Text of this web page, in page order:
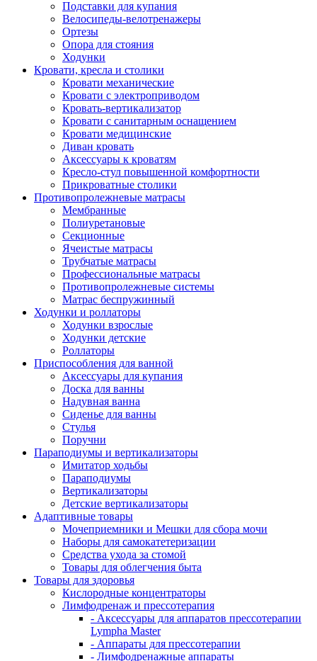
Подставки для купания
Велосипеды-велотренажеры
Ортезы
Опора для стояния
Ходунки
Кровати, кресла и столики
Кровати механические
Кровати с электроприводом
Кровать-вертикализатор
Кровати с санитарным оснащением
Кровати медицинские
Диван кровать
Аксессуары к кроватям
Кресло-стул повышенной комфортности
Прикроватные столики
Противопролежневые матрасы
Мембранные
Полиуретановые
Секционные
Ячеистые матрасы
Трубчатые матрасы
Профессиональные матрасы
Противопролежневые системы
Матрас беспружинный
Ходунки и роллаторы
Ходунки взрослые
Ходунки детские
Роллаторы
Приспособления для ванной
Аксессуары для купания
Доска для ванны
Надувная ванна
Сиденье для ванны
Стулья
Поручни
Параподиумы и вертикализаторы
Имитатор ходьбы
Параподиумы
Вертикализаторы
Детские вертикализаторы
Адаптивные товары
Мочеприемники и Мешки для сбора мочи
Наборы для самокатетеризации
Средства ухода за стомой
Товары для облегчения быта
Товары для здоровья
Кислородные концентраторы
Лимфодренаж и прессотерапия
- Аксессуары для аппаратов прессотерапии
Lympha Master
- Аппараты для прессотерапии
- Лимфодренажные аппараты